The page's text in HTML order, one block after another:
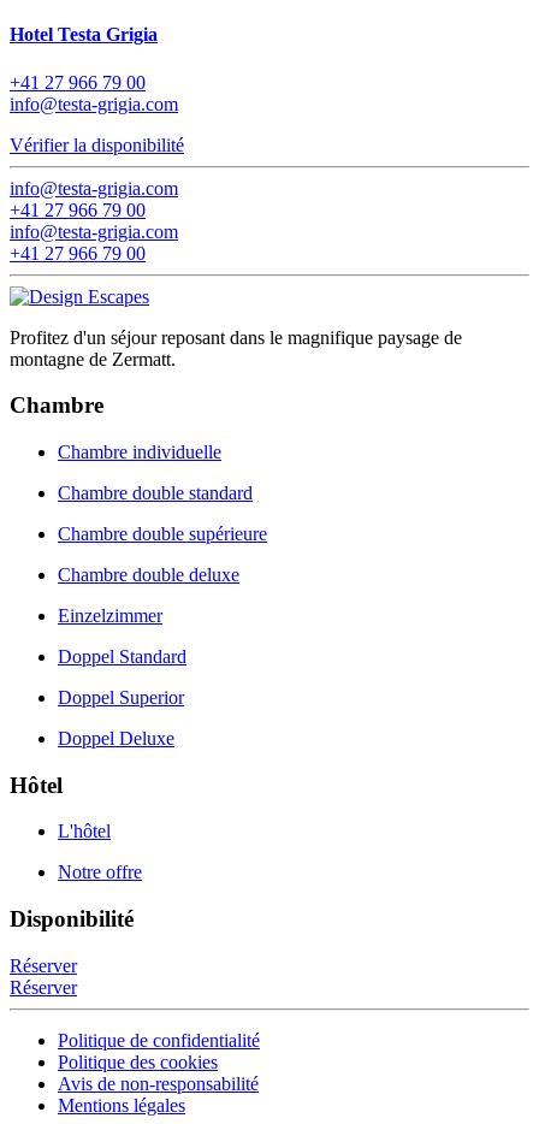
Hotel Testa Grigia
+41 27 966 79 00
info@testa-grigia.com
Vérifier la disponibilité
info@testa-grigia.com
+41 27 966 79 00
info@testa-grigia.com
+41 27 966 79 00
Profitez d'un séjour reposant dans le magnifique paysage de
montagne de Zermatt.
Chambre
Chambre individuelle
Chambre double standard
Chambre double supérieure
Chambre double deluxe
Einzelzimmer
Doppel Standard
Doppel Superior
Doppel Deluxe
Hôtel
L'hôtel
Notre offre
Disponibilité
Réserver
Réserver
Politique de confidentialité
Politique des cookies
Avis de non-responsabilité
Mentions légales